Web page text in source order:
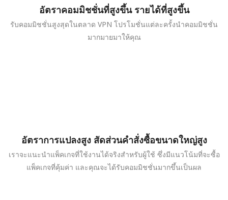
อัตราคอมมิชชั่นที่สูงขึ้น รายได้ที่สูงขึ้น
รับคอมมิชชั่นสูงสุดในตลาด VPN โปรโมชั่นแต่ละครั้งนำคอมมิชชั่น
มากมายมาให้คุณ
อัตราการแปลงสูง สัดส่วนคำสั่งซื้อขนาดใหญ่สูง
เราจะแนะนำแพ็คเกจที่ใช้งานได้จริงสำหรับผู้ใช้ ซึ่งมีแนวโน้มที่จะซื้อ
แพ็คเกจที่คุ้มค่า และคุณจะได้รับคอมมิชชั่นมากขึ้นเป็นผล